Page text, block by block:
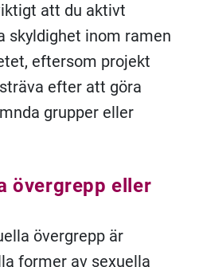
att du aktivt
skyldighet inom ramen
eftersom projekt
efter att göra
grupper eller
övergrepp eller
övergrepp är
former av sexuella